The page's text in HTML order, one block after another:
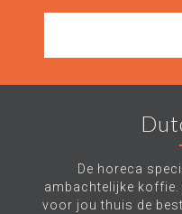
De horeca
ambachtelijke koffie.
voor jou thuis de